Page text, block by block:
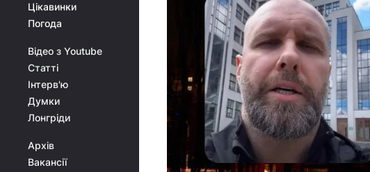
Цікавинки
Погода
Відео з Youtube
Статті
Інтерв'ю
Думки
Лонгріди
Архів
Вакансії